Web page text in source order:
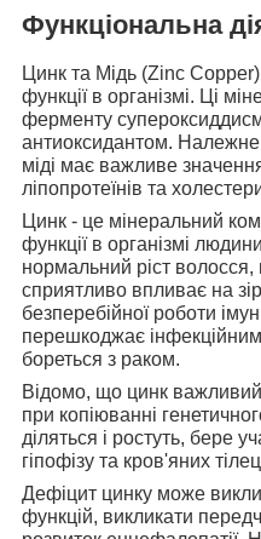
Функціональна
Цинк та Мідь (Zinc
функції в організмі. Ці
ферменту
антиоксидантом.
міді має важливе
ліпопротеїнів та
Цинк - це мінеральний
функції в організмі
нормальний ріст волосся,
сприятливо впливає на
безперебійної роботи
перешкоджає
бореться з раком.
Відомо, що цинк
при копіюванні
діляться і ростуть, бере
гіпофізу та кров'яних
Дефіцит цинку може
функцій, викликати